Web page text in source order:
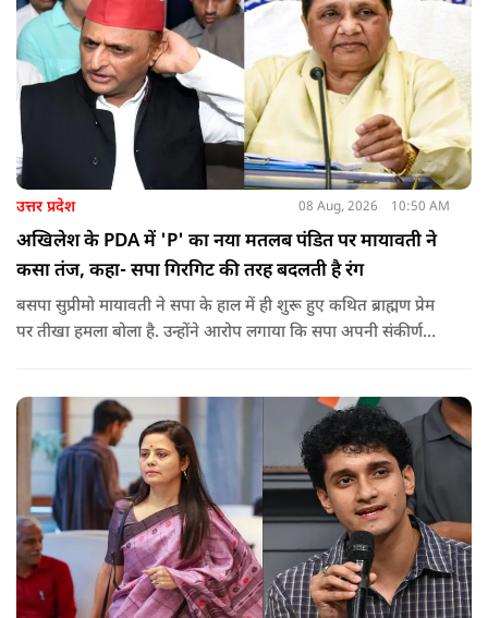
उत्तर प्रदेश 08 Aug, 2026 10:50 AM
अखिलेश के PDA में 'P' का नया मतलब पंडित पर मायावती ने
कसा तंज, कहा- सपा गिरगिट की तरह बदलती है रंग
बसपा सुप्रीमो मायावती ने सपा के हाल में ही शुरू हुए कथित ब्राह्मण प्रेम
पर तीखा हमला बोला है. उन्होंने आरोप लगाया कि सपा अपनी संकीर्ण